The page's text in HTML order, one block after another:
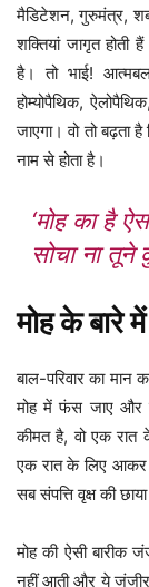
मैडिटेशन, गुरुमंत्र,
शक्तियां जागृत
है। तो भाई!
होम्योपैथिक,
जाएगा। वो तो
नाम से होता है।
‘मोह का है
सोचा ना तूने
मोह के बारे
बाल-परिवार का
मोह में फंस जाए और
कीमत है, वो एक रात
एक रात के लिए आकर
सब संपत्ति वृक्ष की
मोह की ऐसी
नहीं आती और ये